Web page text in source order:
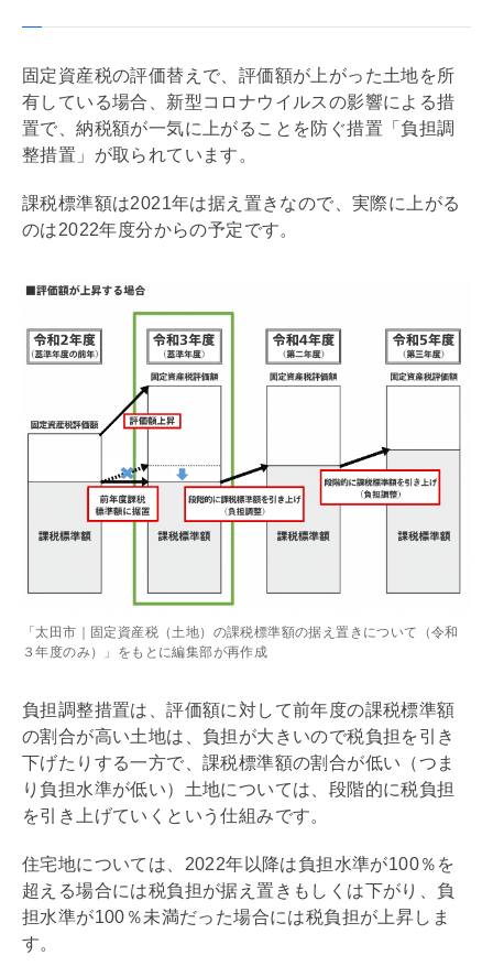
固定資産税の評価替えで、評価額が上がった土地を所
有している場合、新型コロナウイルスの影響による措
置で、納税額が一気に上がることを防ぐ措置「負担調
整措置」が取られています。
課税標準額は2021年は据え置きなので、実際に上がる
のは2022年度分からの予定です。
「太田市｜固定資産税（土地）の課税標準額の据え置きについて（令和
３年度のみ）」をもとに編集部が再作成
負担調整措置は、評価額に対して前年度の課税標準額
の割合が高い土地は、負担が大きいので税負担を引き
下げたりする一方で、課税標準額の割合が低い（つま
り負担水準が低い）土地については、段階的に税負担
を引き上げていくという仕組みです。
住宅地については、2022年以降は負担水準が100％を
超える場合には税負担が据え置きもしくは下がり、負
担水準が100％未満だった場合には税負担が上昇しま
す。